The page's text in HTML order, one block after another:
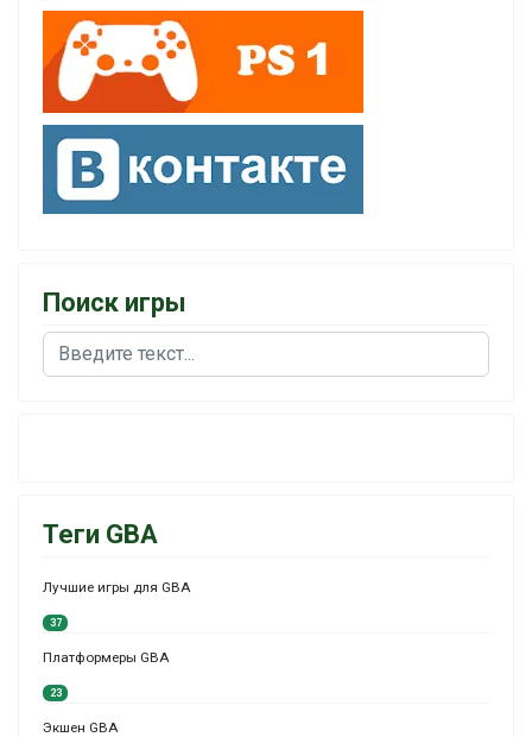
Поиск игры
Поиск
Теги GBA
Лучшие игры для GBA
37
Платформеры GBA
23
Экшен GBA